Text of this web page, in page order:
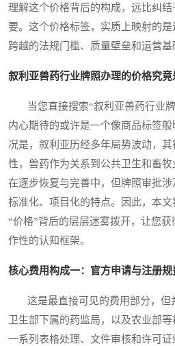
理解这个价格背后的构成，远比纠
要。这个价格标签，实质上映射的
跨越的法规门槛、质量壁垒和运营基
叙利亚兽药行业牌照办理的价格究竟
当您直接搜索“叙利亚兽药行业牌
内心期待的或许是一个像商品标签
况是，叙利亚历经多年局势波动，
性，兽药作为关系到公共卫生和畜
在逐步恢复与完善中，但牌照审批
标准化、项目化的特点。因此，本
“价格”背后的层层迷雾拨开，让您
作性的认知框架。
核心费用构成一：官方申请与注册规
这是最直接可见的费用部分，但
卫生部下属的药监局，以及农业部
一系列表格处理、文件审核和许可